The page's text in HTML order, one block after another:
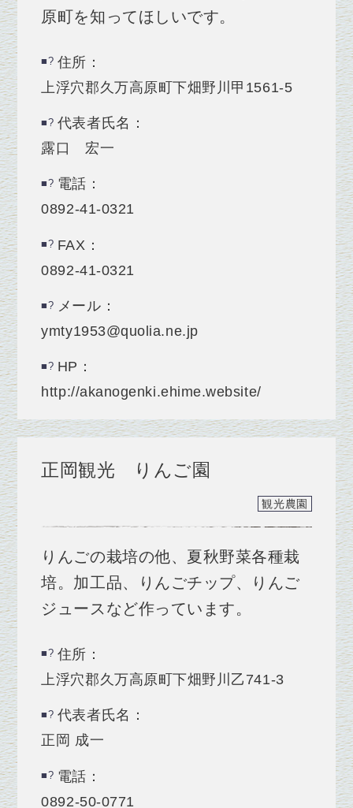
原町を知ってほしいです。
住所：
上浮穴郡久万高原町下畑野川甲1561‐5
代表者氏名：
露口 宏一
電話：
0892‐41‐0321
FAX：
0892‐41‐0321
メール：
ymty1953@quolia.ne.jp
HP：
http://akanogenki.ehime.website/
正岡観光 りんご園
観光農園
りんごの栽培の他、夏秋野菜各種栽
培。加工品、りんごチップ、りんご
ジュースなど作っています。
住所：
上浮穴郡久万高原町下畑野川乙741‐3
代表者氏名：
正岡 成一
電話：
0892-50-0771